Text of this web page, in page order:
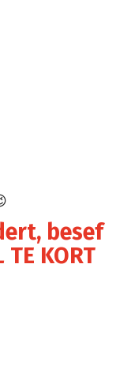
besef
KORT